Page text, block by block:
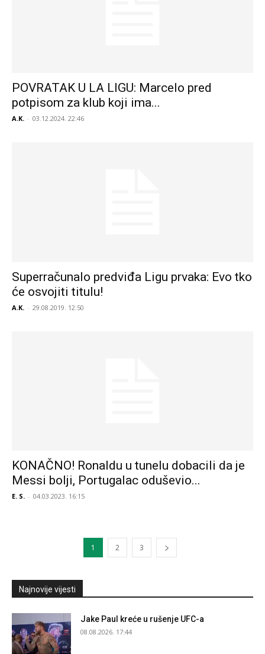
POVRATAK U LA LIGU: Marcelo pred
potpisom za klub koji ima...
A.K. - 03.12.2024. 22:46
Superračunalo predviđa Ligu prvaka: Evo tko
će osvojiti titulu!
A.K. - 29.08.2019. 12:50
KONAČNO! Ronaldu u tunelu dobacili da je
Messi bolji, Portugalac oduševio...
E. S. - 04.03.2023. 16:15
1 2 3
Najnovije vijesti
Jake Paul kreće u rušenje UFC-a
08.08.2026. 17:44